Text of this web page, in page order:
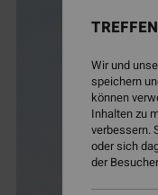
Wir und
speichern
können
Inhalten zu
verbessern.
oder sich
der